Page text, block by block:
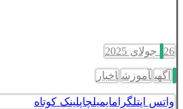
26 جولای 2025
آگهی آموزش اخبار
واتس اپتلگرامایمیلچاپلینک کوتاه